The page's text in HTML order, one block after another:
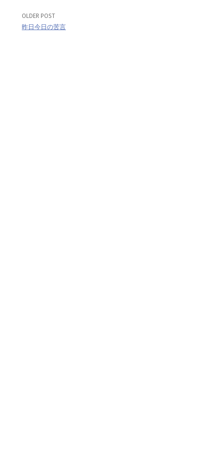
Post
OLDER POST
昨日今日の苦言